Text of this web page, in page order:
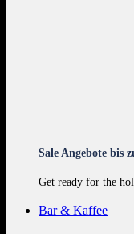
Sale Angebote bis
Get ready for the
Bar & Kaffee